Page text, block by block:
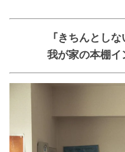
「きちんとしな
我が家の本棚イ